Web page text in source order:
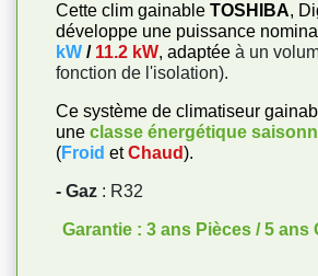
Cette clim gainable TOSHIBA,
développe une puissance
kW / 11.2 kW, adaptée à un
fonction de l'isolation).
Ce système de climatiseur
une classe énergétique
(Froid et Chaud).
- Gaz : R32
Garantie : 3 ans Pièces / 5 ans